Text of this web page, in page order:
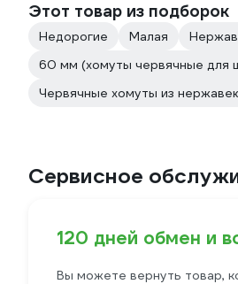
Этот товар из подборок
Недорогие Малая
60 мм (хомуты червячные для
Червячные хомуты из
Сервисное
120 дней обмен и
Вы можете вернуть товар,